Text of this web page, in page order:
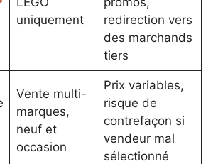
uniquement
redirection vers
des marchands
tiers
Vente multi-
marques,
neuf et
occasion
Prix variables,
risque de
contrefaçon si
vendeur mal
sélectionné